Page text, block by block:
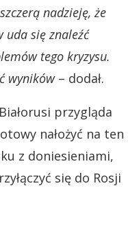
nadzieję, że
uda się znaleźć
tego kryzysu.
wyników– dodał.
przygląda
nałożyć na ten
z doniesieniami,
się do Rosji